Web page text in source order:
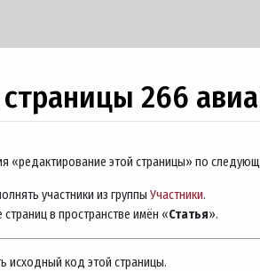
266
«редактирование этой страницы» по
участники из группы Участники.
в пространстве имён «Статья».
исходный код этой страницы.